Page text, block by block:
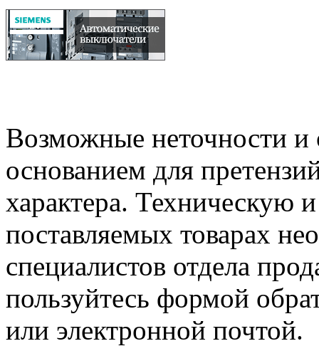
Возможные неточности и
основанием для
характера.
поставляемых товарах
специалистов отдела
пользуйтесь формой
или электронной почтой.